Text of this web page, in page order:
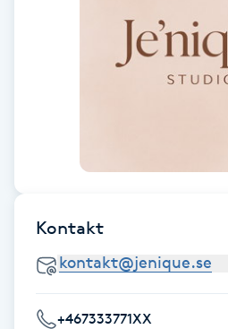
Fransförlängning Volym
Frekvensterapi
Friskvård
Friskvårdsmassage
Kontakt
+467333771XX